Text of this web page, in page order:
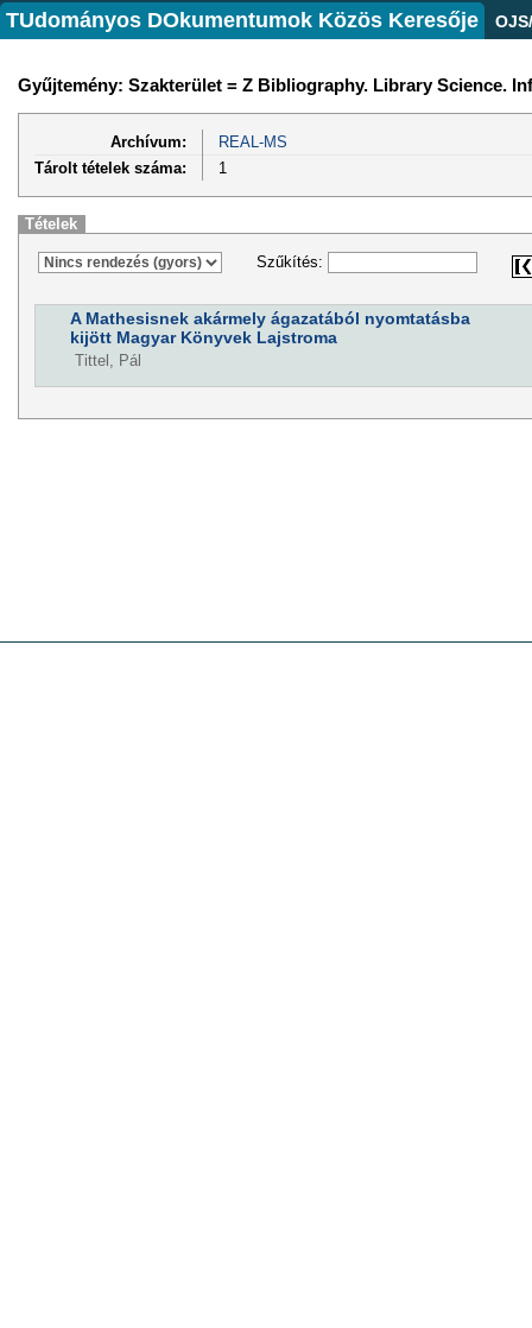
TUdományos DOkumentumok Közös Keresője
Gyűjtemény: Szakterület = Z Bibliography. Library Science.
Archívum:
REAL-MS
Tárolt tételek száma:
1
Tételek
Szűkítés:
A Mathesisnek akármely ágazatából nyomtatásba
kijött Magyar Könyvek Lajstroma
Tittel, Pál